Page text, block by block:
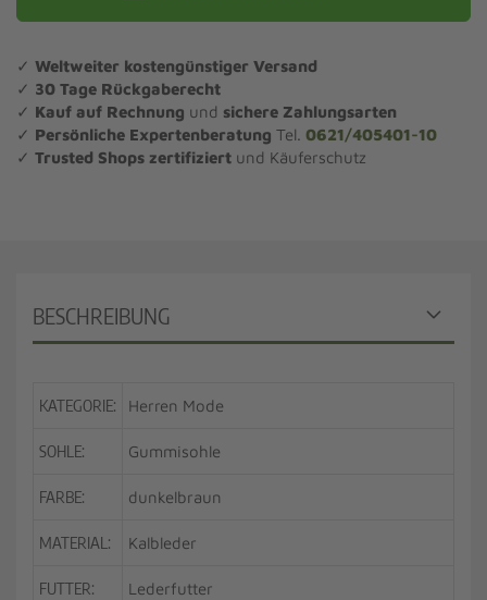
✓ Weltweiter kostengünstiger Versand
✓ 30 Tage Rückgaberecht
✓ Kauf auf Rechnung und sichere Zahlungsarten
✓ Persönliche Expertenberatung Tel. 0621/405401-10
✓ Trusted Shops zertifiziert und Käuferschutz
BESCHREIBUNG
KATEGORIE: Herren Mode
SOHLE: Gummisohle
FARBE: dunkelbraun
MATERIAL: Kalbleder
FUTTER: Lederfutter